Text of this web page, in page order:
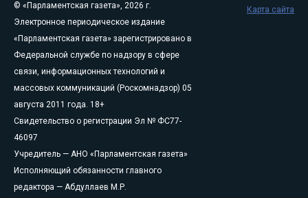
© «Парламентская газета», 2026 г.
Электронное периодическое издание
«Парламентская газета» зарегистрировано в
Федеральной службе по надзору в сфере
связи, информационных технологий и
массовых коммуникаций (Роскомнадзор) 05
августа 2011 года. 18+
Свидетельство о регистрации Эл № ФС77-
46097
Учредитель — АНО «Парламентская газета»
Исполняющий обязанности главного
редактора — Абдуллаев М.Р.
Карта сайта